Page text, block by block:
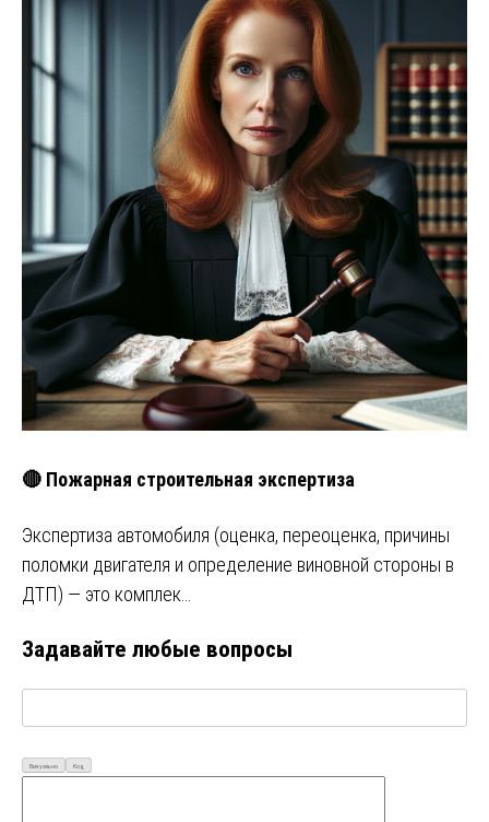
🔴 Пожарная строительная экспертиза
Экспертиза автомобиля (оценка, переоценка, причины
поломки двигателя и определение виновной стороны в
ДТП) — это комплек…
Задавайте любые вопросы
Визуально Код